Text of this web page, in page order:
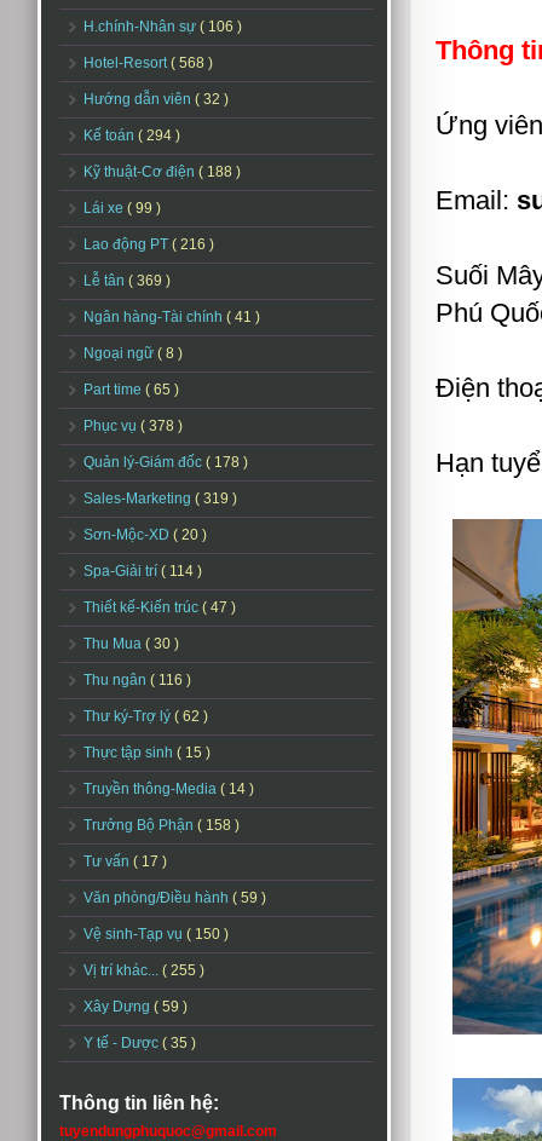
H.chính-Nhân sự ( 106 )
Hotel-Resort( 568 )
Hướng dẫn viên ( 32 )
Kế toán ( 294 )
Kỹ thuật-Cơ điện ( 188 )
Lái xe ( 99 )
Lao động PT ( 216 )
Lễ tân ( 369 )
Ngân hàng-Tài chính ( 41 )
Ngoại ngữ ( 8 )
Part time ( 65 )
Phục vụ ( 378 )
Quản lý-Giám đốc ( 178 )
Sales-Marketing ( 319 )
Sơn-Mộc-XD ( 20 )
Spa-Giải trí ( 114 )
Thiết kế-Kiến trúc ( 47 )
Thu Mua ( 30 )
Thu ngân ( 116 )
Thư ký-Trợ lý ( 62 )
Thực tập sinh ( 15 )
Truyền thông-Media ( 14 )
Trưởng Bộ Phận ( 158 )
Tư vấn ( 17 )
Văn phòng/Điều hành ( 59 )
Vệ sinh-Tạp vụ ( 150 )
Vị trí khác... ( 255 )
Xây Dựng ( 59 )
Y tế - Dược ( 35 )
Thông tin liên hệ:
tuyendungphuquoc@gmail.com
Thông
Ứng
Email:
Suối
Phú
Điện
Hạn